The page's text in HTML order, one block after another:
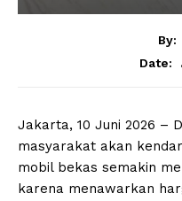
By:
Date:
Jakarta, 10 Juni 2026 –
masyarakat akan
mobil bekas semakin
karena menawarkan